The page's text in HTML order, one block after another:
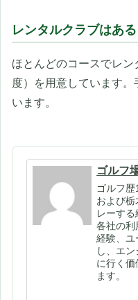
レンタルクラブはある
ほとんどのコースでレ
度）を用意しています
います。
ゴルフ
ゴルフ
および
レーす
各社の利
経験、ユ
し、エ
に行く
ます。